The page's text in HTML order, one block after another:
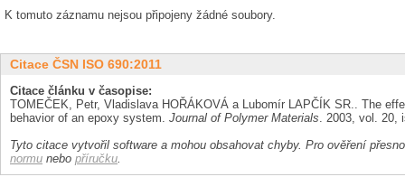
K tomuto záznamu nejsou připojeny žádné soubory.
Citace ČSN ISO 690:2011
Citace článku v časopise:
TOMEČEK, Petr, Vladislava HOŘÁKOVÁ a Lubomír LAPČÍK SR.. The
behavior of an epoxy system. Journal of Polymer Materials. 2003, vol. 20,
Tyto citace vytvořil software a mohou obsahovat chyby. Pro ověření
normu nebo příručku.